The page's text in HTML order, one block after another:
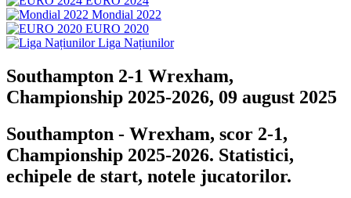
Mondial 2022
EURO 2020
Liga Națiunilor
Southampton 2-1 Wrexham,
Championship 2025-2026, 09 august 2025
Southampton - Wrexham, scor 2-1,
Championship 2025-2026. Statistici,
echipele de start, notele jucatorilor.